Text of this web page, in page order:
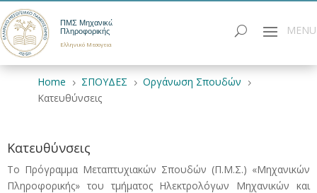
ΠΜΣ Μηχανικών
Πληροφορικής
Ελληνικό Μεσογειακό Πανεπιστήμιο
Home 5 ΣΠΟΥΔΕΣ 5 Οργάνωση Σπουδών 5
Κατευθύνσεις
Κατευθύνσεις
Το Πρόγραμμα Μεταπτυχιακών Σπουδών (Π.Μ.Σ.) «Μηχανικών
Πληροφορικής» του τμήματος Ηλεκτρολόγων Μηχανικών και